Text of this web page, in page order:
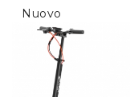
Nuovo